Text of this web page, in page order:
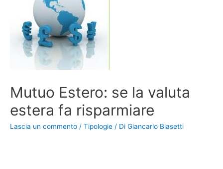
Mutuo Estero: se la valuta
estera fa risparmiare
Lascia un commento / Tipologie / Di Giancarlo Biasetti